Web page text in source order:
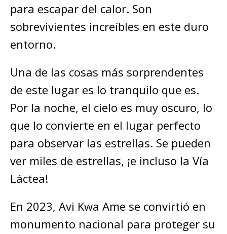
para escapar del calor. Son
sobrevivientes increíbles en este duro
entorno.
Una de las cosas más sorprendentes
de este lugar es lo tranquilo que es.
Por la noche, el cielo es muy oscuro, lo
que lo convierte en el lugar perfecto
para observar las estrellas. Se pueden
ver miles de estrellas, ¡e incluso la Vía
Láctea!
En 2023, Avi Kwa Ame se convirtió en
monumento nacional para proteger su